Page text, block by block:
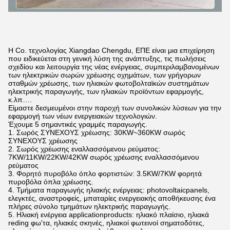
Η Co. τεχνολογίας Xiangdao Chengdu, ΕΠΕ είναι μια επιχείρηση
που ειδικεύεται στη γενική λύση της ανάπτυξης, τις πωλήσεις
σχεδίου και λειτουργία της νέας ενέργειας, συμπεριλαμβανομένων
των ηλεκτρικών σωρών χρέωσης οχημάτων, των γρήγορων
σταθμών χρέωσης, των ηλιακών φωτοβολταϊκών συστημάτων
ηλεκτρικής παραγωγής, των ηλιακών προϊόντων εφαρμογής,
κ.λπ….
Είμαστε δεσμευμένοι στην παροχή των συνολικών λύσεων για την
εφαρμογή των νέων ενεργειακών τεχνολογιών.
Έχουμε 5 σημαντικές γραμμές παραγωγής.
1. Σωρός ΣΥΝΕΧΟΥΣ χρέωσης: 30KW~360KW σωρός
ΣΥΝΕΧΟΥΣ χρέωσης
2. Σωρός χρέωσης εναλλασσόμενου ρεύματος:
7KW/11KW/22KW/42KW σωρός χρέωσης εναλλασσόμενου
ρεύματος
3. Φορητό πυροβόλο όπλο φορτιστών: 3.5KW/7KW φορητά
πυροβόλα όπλα χρέωσης.
4. Τμήματα παραγωγής ηλιακής ενέργειας: photovoltaicpanels,
ελεγκτές, αναστροφείς, μπαταρίες ενεργειακής αποθήκευσης ένα
πλήρες σύνολο τμημάτων ηλεκτρικής παραγωγής.
5. Ηλιακή ενέργεια applicationproducts: ηλιακό πλαίσιο, ηλιακά
reding φω'τα, ηλιακές σκηνές, ηλιακοί φωτεινοί σηματοδότες,